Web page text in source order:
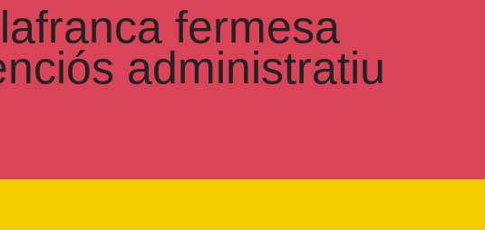
fermesa
administratiu